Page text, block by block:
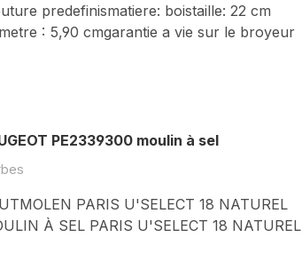
predefinismatiere: boistaille: 22 cm
: 5,90 cmgarantie a vie sur le broyeur
PE2339300 moulin à sel
PARIS U'SELECT 18 NATUREL
À SEL PARIS U'SELECT 18 NATUREL